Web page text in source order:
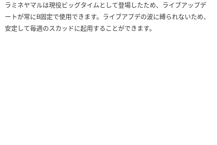
ラミネヤマルは現役ビッグタイムとして登場したため、ライブアップデ
ートが常にB固定で使用できます。ライブアプデの波に縛られないため、
安定して毎週のスカッドに起用することができます。